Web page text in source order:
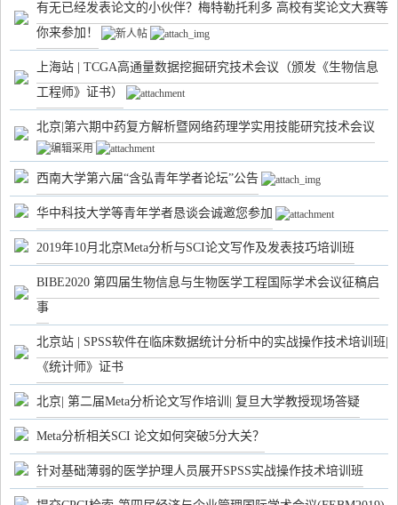
有无已经发表论文的小伙伴？梅特勒托利多 高校有奖论文大赛等
你来参加！
上海站 | TCGA高通量数据挖掘研究技术会议（颁发《生物信息
工程师》证书）
北京|第六期中药复方解析暨网络药理学实用技能研究技术会议
西南大学第六届“含弘青年学者论坛”公告
华中科技大学等青年学者恳谈会诚邀您参加
2019年10月北京Meta分析与SCI论文写作及发表技巧培训班
BIBE2020 第四届生物信息与生物医学工程国际学术会议征稿启
事
北京站 | SPSS软件在临床数据统计分析中的实战操作技术培训班|
《统计师》证书
北京| 第二届Meta分析论文写作培训| 复旦大学教授现场答疑
Meta分析相关SCI 论文如何突破5分大关？
针对基础薄弱的医学护理人员展开SPSS实战操作技术培训班